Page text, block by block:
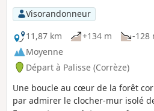
Visorandonneur
11,87 km
+134 m -128
Moyenne
Départ à Palisse (Corrèze)
Une boucle au cœur de la forêt
par admirer le clocher-mur isolé